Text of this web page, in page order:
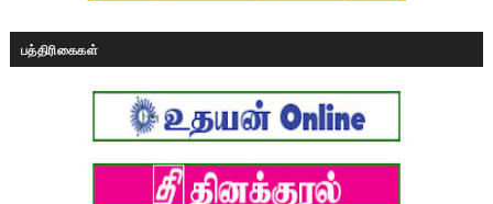
பத்திரிகைகள்